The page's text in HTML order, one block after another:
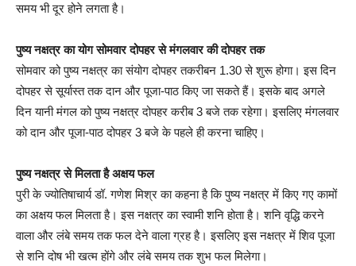
समय भी दूर होने लगता है।
पुष्य नक्षत्र का योग सोमवार दोपहर से मंगलवार की दोपहर तक
सोमवार को पुष्य नक्षत्र का संयोग दोपहर तकरीबन 1.30 से शुरू होगा। इस दिन
दोपहर से सूर्यास्त तक दान और पूजा-पाठ किए जा सकते हैं। इसके बाद अगले
दिन यानी मंगल को पुष्य नक्षत्र दोपहर करीब 3 बजे तक रहेगा। इसलिए मंगलवार
को दान और पूजा-पाठ दोपहर 3 बजे के पहले ही करना चाहिए।
पुष्य नक्षत्र से मिलता है अक्षय फल
पुरी के ज्योतिषाचार्य डॉ. गणेश मिश्र का कहना है कि पुष्य नक्षत्र में किए गए कामों
का अक्षय फल मिलता है। इस नक्षत्र का स्वामी शनि होता है। शनि वृद्धि करने
वाला और लंबे समय तक फल देने वाला ग्रह है। इसलिए इस नक्षत्र में शिव पूजा
से शनि दोष भी खत्म होंगे और लंबे समय तक शुभ फल मिलेगा।